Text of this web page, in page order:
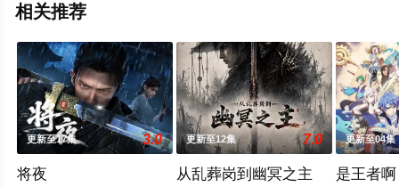
相关推荐
更新至17集 3.0
将夜
更新至12集 7.0
从乱葬岗到幽冥之主
更新至04集
是王者